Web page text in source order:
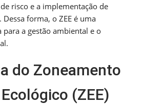
risco e a implementação de
forma, o ZEE é uma
a gestão ambiental e o
do Zoneamento
(ZEE)